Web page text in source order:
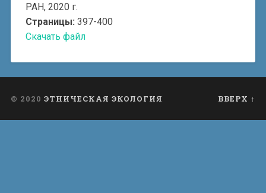
РАН, 2020 г.
Страницы: 397-400
Скачать файл
© 2020 ЭТНИЧЕСКАЯ ЭКОЛОГИЯ ВВЕРХ ↑